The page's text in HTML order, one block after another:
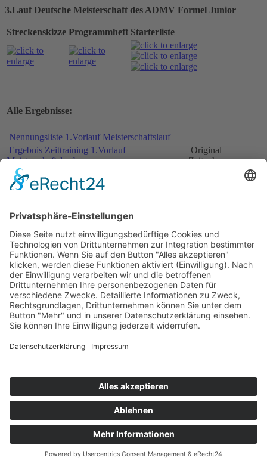
3.Lauf Deutsche Meisterschaft des ADMV Formel Junior
Streckenskizze Programmheft Starterliste
Alle Ergebnisse:
Nennungsliste 1.Vorlauf Meisterschaftslauf
Ergebnis Zeittraining 1.Vorlauf
Meisterschaftslauf
Original
Zeitnahme
Startaufstellung 1.Vorlauf Meisterschaftslauf
Nennungsliste 2.Vorlauf
Ergebnis Zeittraining 2.Vorlauf
Original
Zeitnahme
Startaufstellung 2.Vorlauf
Original
Zeitnahme
der 2.Vorlauf und der Endlauf wurden wegen starken Nebels
abgesagt
Impressum
Jahrbuch
Cookie-Einstellungen
Copyright © www.formel3guide.com 2001 -2026